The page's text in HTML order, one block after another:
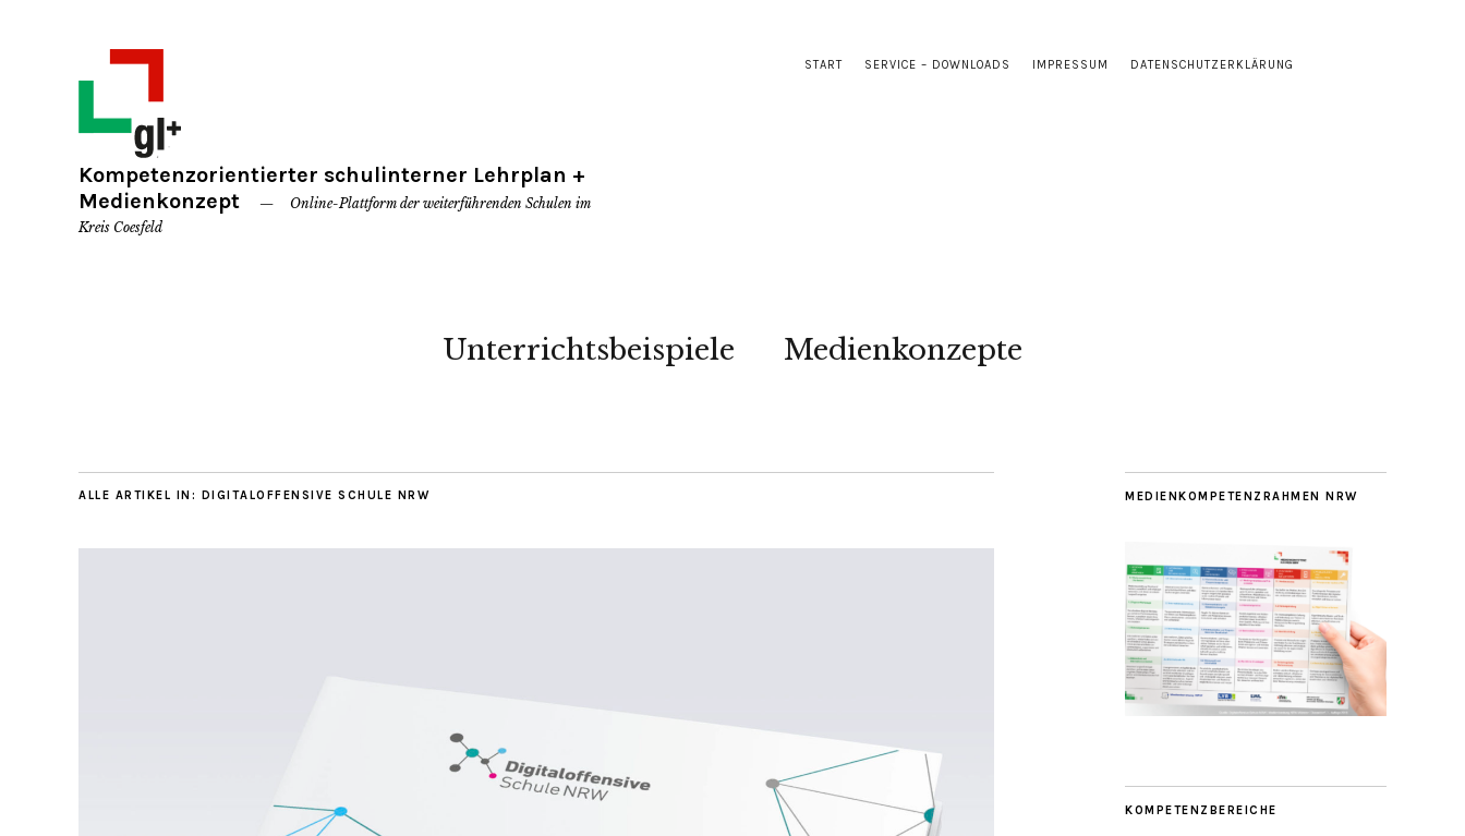
START SERVICE – DOWNLOADS IMPRESSUM DATENSCHUTZERKLÄRUNG
Kompetenzorientierter schulinterner Lehrplan +
Medienkonzept
Online-Plattform der weiterführenden Schulen im
Kreis Coesfeld
Unterrichtsbeispiele Medienkonzepte
ALLE ARTIKEL IN: DIGITALOFFENSIVE SCHULE NRW MEDIENKOMPETENZRAHMEN NRW
KOMPETENZBEREICHE